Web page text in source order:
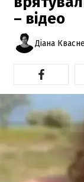
– відео
Діана